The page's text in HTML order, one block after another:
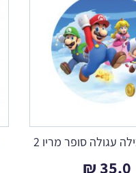
עגולה סופר מריו 2
35.0
₪